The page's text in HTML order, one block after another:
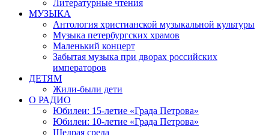
Литературные чтения
МУЗЫКА
Антология христианской музыкальной культуры
Музыка петербургских храмов
Маленький концерт
Забытая музыка при дворах российских
императоров
ДЕТЯМ
Жили-были дети
О РАДИО
Юбилеи: 15-летие «Града Петрова»
Юбилеи: 10-летие «Града Петрова»
Щедрая среда